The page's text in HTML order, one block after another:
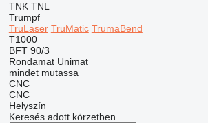
TNK TNL
Trumpf
TruLaser TruMatic TrumaBend
T1000
BFT 90/3
Rondamat Unimat
mindet mutassa
CNC
CNC
Helyszín
Keresés adott körzetben